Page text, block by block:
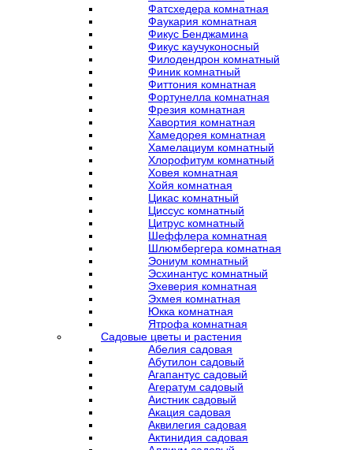
Фатсхедера комнатная
Фаукария комнатная
Фикус Бенджамина
Фикус каучуконосный
Филодендрон комнатный
Финик комнатный
Фиттония комнатная
Фортунелла комнатная
Фрезия комнатная
Хавортия комнатная
Хамедорея комнатная
Хамелациум комнатный
Хлорофитум комнатный
Ховея комнатная
Хойя комнатная
Цикас комнатный
Циссус комнатный
Цитрус комнатный
Шеффлера комнатная
Шлюмбергера комнатная
Эониум комнатный
Эсхинантус комнатный
Эхеверия комнатная
Эхмея комнатная
Юкка комнатная
Ятрофа комнатная
Садовые цветы и растения
Абелия садовая
Абутилон садовый
Агапантус садовый
Агератум садовый
Аистник садовый
Акация садовая
Аквилегия садовая
Актинидия садовая